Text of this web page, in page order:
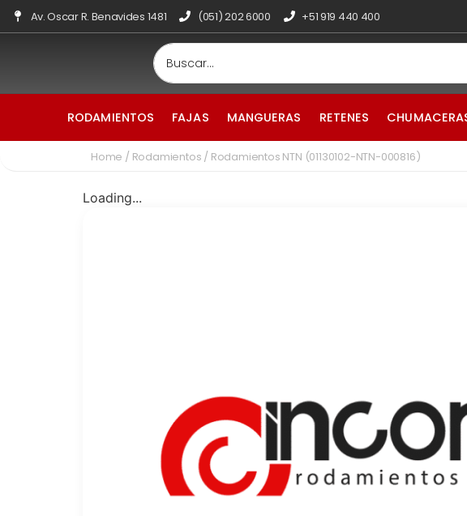
Av. Oscar R. Benavides 1481 (051) 202 6000 +51 919 440 400
RODAMIENTOS FAJAS MANGUERAS RETENES
Home / Rodamientos / Rodamientos NTN (01130102-NTN-000816)
Loading...